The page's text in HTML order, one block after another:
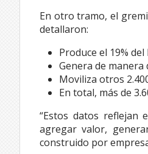
En otro tramo, el
detallaron:
Produce el 19%
Genera de manera
Moviliza otros
En total, más de
“Estos datos reflejan
agregar valor,
construido por